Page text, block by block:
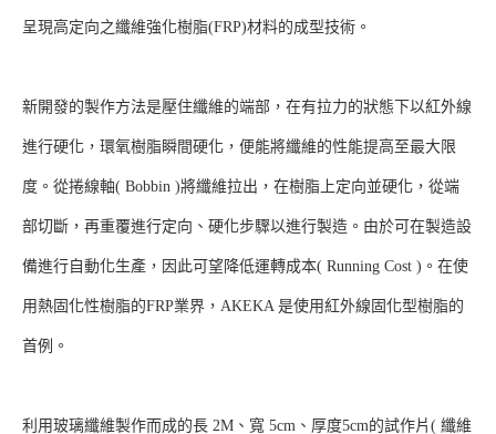
呈現高定向之纖維強化樹脂(FRP)材料的成型技術。
新開發的製作方法是壓住纖維的端部，在有拉力的狀態下以紅外線
進行硬化，環氧樹脂瞬間硬化，便能將纖維的性能提高至最大限
度。從捲線軸( Bobbin )將纖維拉出，在樹脂上定向並硬化，從端
部切斷，再重覆進行定向、硬化步驟以進行製造。由於可在製造設
備進行自動化生產，因此可望降低運轉成本( Running Cost )。在使
用熱固化性樹脂的FRP業界，AKEKA 是使用紅外線固化型樹脂的
首例。
利用玻璃纖維製作而成的長 2M、寬 5cm、厚度5cm的試作片( 纖維